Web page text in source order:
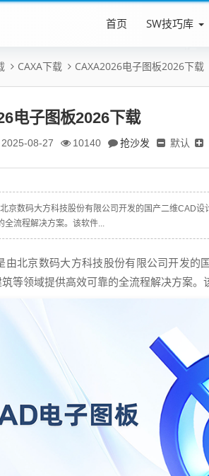
首页 SW技巧库
CAXA下载 CAXA2026电子图板2026下载
电子图板2026下载
2025-08-27 10140 抢沙发 默认
京数码大方科技股份有限公司开发的国产二维CAD
全流程解决方案。该软件...
由北京数码大方科技股份有限公司开发的
等领域提供高效可靠的全流程解决方案。